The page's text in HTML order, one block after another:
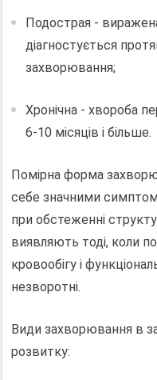
Подострая -
діагностується
захворювання;
Хронічна - хвороба
6-10 місяців і більше.
Помірна форма
себе значними
при обстеженні
виявляють тоді, коли
кровообігу і
незворотні.
Види захворювання в
розвитку: